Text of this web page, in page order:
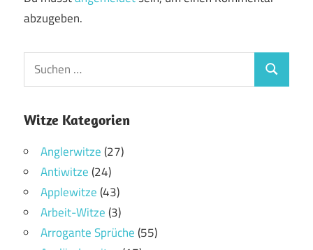
abzugeben.
Witze Kategorien
Anglerwitze(27)
Antiwitze(24)
Applewitze(43)
Arbeit-Witze(3)
Arrogante Sprüche(55)